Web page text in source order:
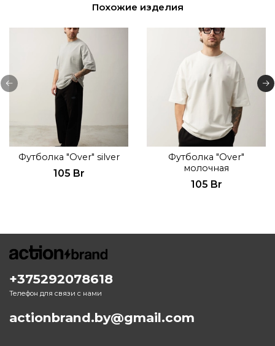
Похожие изделия
Футболка "Over" silver
105 Br
Футболка "Over"
молочная
105 Br
+375292078618
Телефон для связи с нами
actionbrand.by@gmail.com